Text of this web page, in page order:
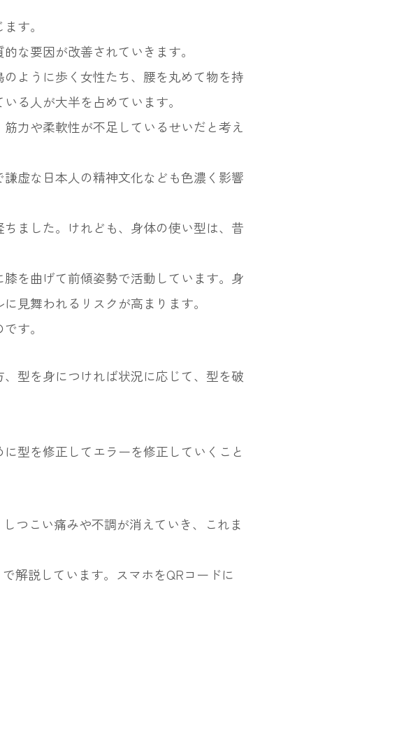
す。
な要因が改善されていきます。
ように歩く女性たち、腰を丸めて物を持
る人が大半を占めています。
力や柔軟性が不足しているせいだと考え
虚な日本人の精神文化なども色濃く影響
ました。けれども、身体の使い型は、昔
を曲げて前傾姿勢で活動しています。身
見舞われるリスクが高まります。
す。
型を身につければ状況に応じて、型を破
型を修正してエラーを修正していくこと
つこい痛みや不調が消えていき、これま
解説しています。スマホをQRコードに